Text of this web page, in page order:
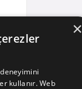
1ürün bulunmaktadır.
×
kullanır. Web